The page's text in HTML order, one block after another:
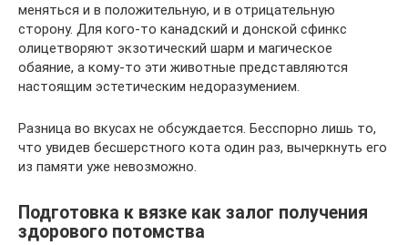
меняться и в положительную, и в отрицательную
сторону. Для кого-то канадский и донской сфинкс
олицетворяют экзотический шарм и магическое
обаяние, а кому-то эти животные представляются
настоящим эстетическим недоразумением.
Разница во вкусах не обсуждается. Бесспорно лишь то,
что увидев бесшерстного кота один раз, вычеркнуть его
из памяти уже невозможно.
Подготовка к вязке как залог получения
здорового потомства